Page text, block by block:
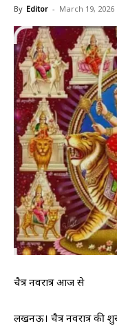
By Editor - March 19, 2026
चैत्र नवरात्र आज से
लखनऊ। चैत्र नवरात्र की